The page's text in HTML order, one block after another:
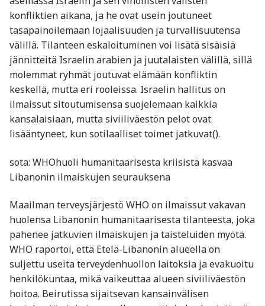
konfliktien aikana, ja he ovat usein joutuneet
tasapainoilemaan lojaalisuuden ja turvallisuutensa
välillä. Tilanteen eskaloituminen voi lisätä sisäisiä
jännitteitä Israelin arabien ja juutalaisten välillä, sillä
molemmat ryhmät joutuvat elämään konfliktin
keskellä, mutta eri rooleissa. Israelin hallitus on
ilmaissut sitoutumisensa suojelemaan kaikkia
kansalaisiaan, mutta siviiliväestön pelot ovat
lisääntyneet, kun sotilaalliset toimet jatkuvat​().
sota: WHOhuoli humanitaarisesta kriisistä kasvaa
Libanonin ilmaiskujen seurauksena
Maailman terveysjärjestö WHO on ilmaissut vakavan
huolensa Libanonin humanitaarisesta tilanteesta, joka
pahenee jatkuvien ilmaiskujen ja taisteluiden myötä.
WHO raportoi, että Etelä-Libanonin alueella on
suljettu useita terveydenhuollon laitoksia ja evakuoitu
henkilökuntaa, mikä vaikeuttaa alueen siviiliväestön
hoitoa. Beirutissa sijaitsevan kansainvälisen